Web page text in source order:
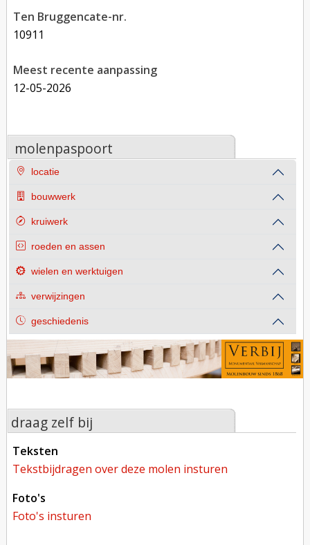
Ten Bruggencate-nr.
10911
Meest recente aanpassing
12-05-2026
molenpaspoort
locatie
bouwwerk
kruiwerk
roeden en assen
wielen en werktuigen
verwijzingen
geschiedenis
draag zelf bij
teksten
tekstbijdragen over deze molen insturen
foto's
foto's insturen